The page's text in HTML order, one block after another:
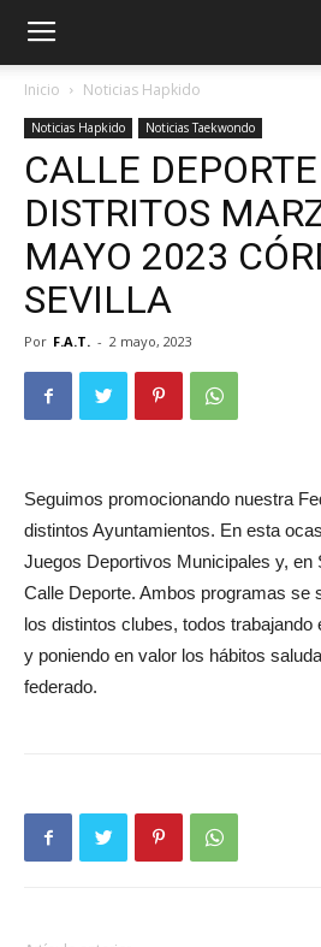
Inicio Noticias Hapkido
Noticias Hapkido Noticias Taekwondo
CALLE
DISTRITOS
MAYO 2023
SEVILLA
Por F.A.T. - 2 mayo, 2023
Seguimos promocionando nuestra
distintos Ayuntamientos. En esta
Juegos Deportivos Municipales y, en
Calle Deporte. Ambos programas se
los distintos clubes, todos
y poniendo en valor los hábitos
federado.